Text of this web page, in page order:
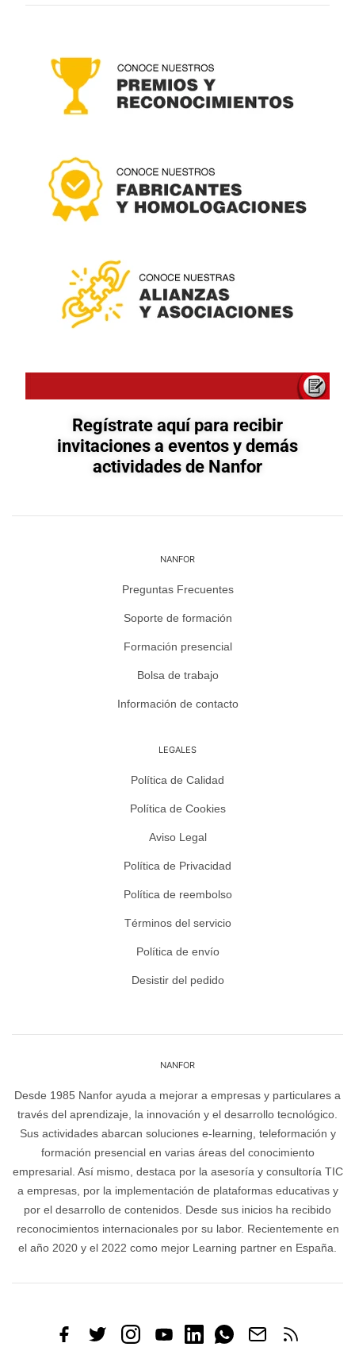
Regístrate aquí para recibir
invitaciones a eventos y demás
actividades de Nanfor
NANFOR
Preguntas Frecuentes
Soporte de formación
Formación presencial
Bolsa de trabajo
Información de contacto
LEGALES
Política de Calidad
Política de Cookies
Aviso Legal
Política de Privacidad
Política de reembolso
Términos del servicio
Política de envío
Desistir del pedido
NANFOR
Desde 1985 Nanfor ayuda a mejorar a empresas y particulares a
través del aprendizaje, la innovación y el desarrollo tecnológico.
Sus actividades abarcan soluciones e-learning, teleformación y
formación presencial en varias áreas del conocimiento
empresarial. Así mismo, destaca por la asesoría y consultoría TIC
a empresas, por la implementación de plataformas educativas y
por el desarrollo de contenidos. Desde sus inicios ha recibido
reconocimientos internacionales por su labor. Recientemente en
el año 2020 y el 2022 como mejor Learning partner en España.